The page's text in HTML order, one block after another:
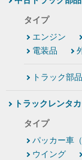
タイプ
エンジン
電装品
トラック部
トラックレンタ
タイプ
パッカー車
ウイング